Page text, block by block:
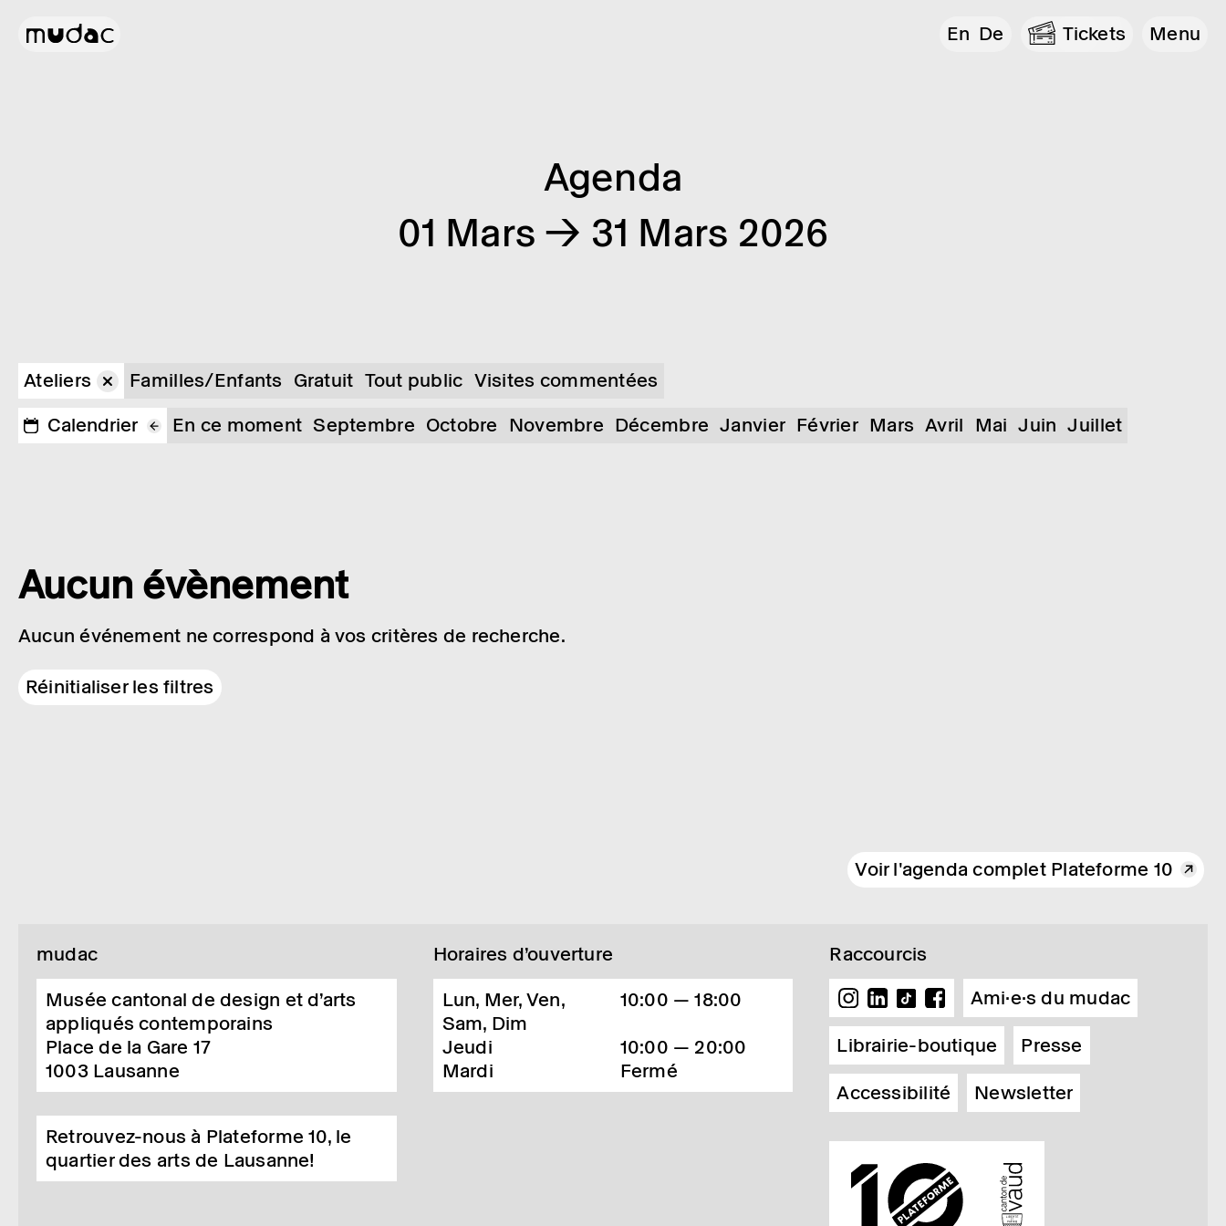
En De Tickets Menu
Agenda
01 Mars → 31 Mars 2026
Ateliers Familles/Enfants Gratuit Tout public Visites commentées
Calendrier
En ce moment Septembre Octobre Novembre Décembre Janvier Février Mars Avril Mai Juin Juillet
Aucun évènement
Aucun événement ne correspond à vos critères de recherche.
Réinitialiser les filtres
Voir l'agenda complet Plateforme 10
mudac
Musée cantonal de design et d’arts
appliqués contemporains
Place de la Gare 17
1003 Lausanne
Retrouvez-nous à Plateforme 10, le
quartier des arts de Lausanne!
Horaires d’ouverture
Lun, Mer, Ven,
Sam, Dim
10:00 — 18:00
Jeudi
10:00 — 20:00
Mardi
Fermé
Raccourcis
Ami·e·s du mudac
Librairie-boutique
Presse
Accessibilité
Newsletter